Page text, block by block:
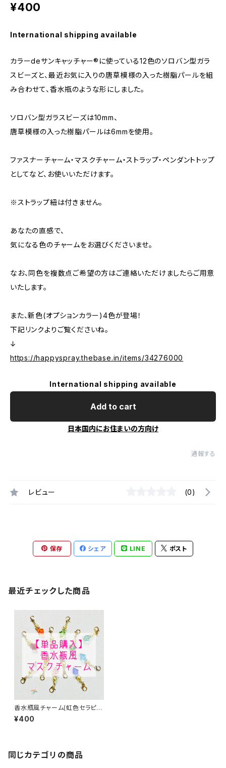
¥400
International shipping available
カラーdeサンキャッチャー®︎に使っている12色のソロバン型ガラ
スビーズと、最近お気に入りの唐草模様の入った樹脂パールを組
み合わせて、香水瓶のような形にしました。
ソロバン型ガラスビーズは10mm、
唐草模様の入った樹脂パールは6mmを使用。
ファスナーチャーム・マスクチャーム・ストラップ・ペンダントトップ
としてなど、お使いいただけます。
※ストラップ紐は付きません。
あなたの直感で、
気になる色のチャームをお選びくださいませ。
なお、同色を複数点ご希望の方はご連絡いただけましたらご用意
いたします。
また、新色(オプションカラー)4色が登場！
下記リンクよりご覧くださいね。
↓
https://happyspray.thebase.in/items/34276000
International shipping available
Add to cart
日本国内にお住まいの方向け
通報する
レビュー (0)
保存 シェア LINE ポスト
最近チェックした商品
香水瓶風チャーム(虹色セラピー
カラー)
¥400
同じカテゴリの商品